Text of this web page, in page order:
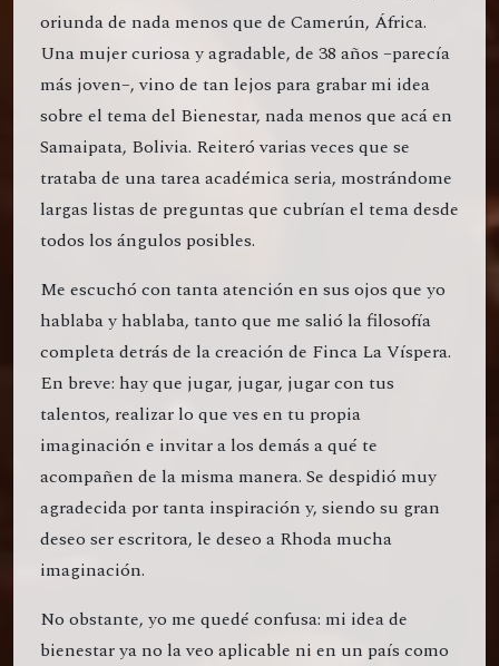
oriunda de nada menos que de Camerún, África.
Una mujer curiosa y agradable, de 38 años –parecía
más joven–, vino de tan lejos para grabar mi idea
sobre el tema del Bienestar, nada menos que acá en
Samaipata, Bolivia. Reiteró varias veces que se
trataba de una tarea académica seria, mostrándome
largas listas de preguntas que cubrían el tema desde
todos los ángulos posibles.
Me escuchó con tanta atención en sus ojos que yo
hablaba y hablaba, tanto que me salió la filosofía
completa detrás de la creación de Finca La Víspera.
En breve: hay que jugar, jugar, jugar con tus
talentos, realizar lo que ves en tu propia
imaginación e invitar a los demás a qué te
acompañen de la misma manera. Se despidió muy
agradecida por tanta inspiración y, siendo su gran
deseo ser escritora, le deseo a Rhoda mucha
imaginación.
No obstante, yo me quedé confusa: mi idea de
bienestar ya no la veo aplicable ni en un país como